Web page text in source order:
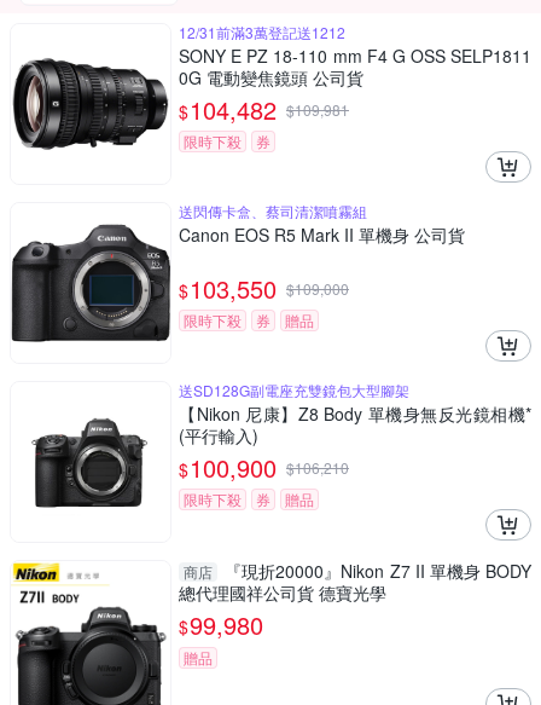
12/31前滿3萬登記送1212
SONY E PZ 18-110 mm F4 G OSS SELP1811
0G 電動變焦鏡頭 公司貨
$104,482 $109,981
限時下殺
券
送閃傳卡盒、蔡司清潔噴霧組
Canon EOS R5 Mark II 單機身 公司貨
$103,550 $109,000
限時下殺
券 贈品
送SD128G副電座充雙鏡包大型腳架
【Nikon 尼康】Z8 Body 單機身無反光鏡相機*
(平行輸入)
$100,900 $106,210
限時下殺
券 贈品
商店
『現折20000』Nikon Z7 II 單機身 BODY
總代理國祥公司貨 德寶光學
$99,980
贈品